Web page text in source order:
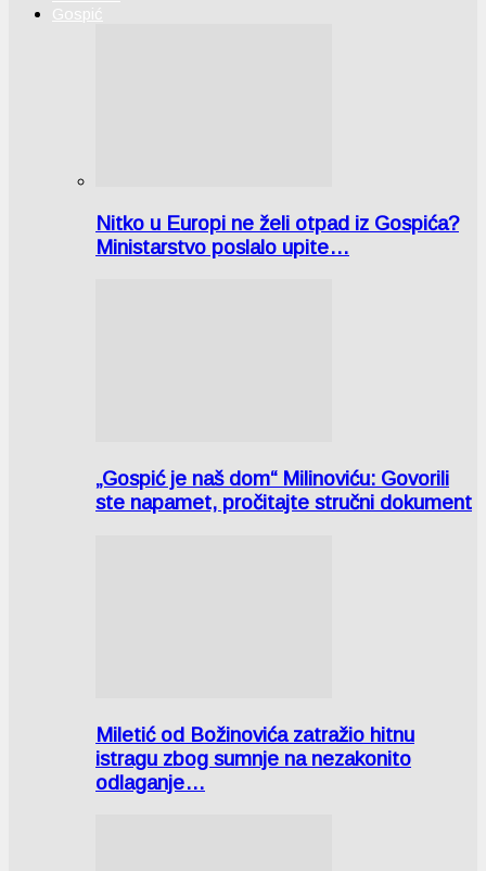
Gospić
Nitko u Europi ne želi otpad iz Gospića?
Ministarstvo poslalo upite…
„Gospić je naš dom“ Milinoviću: Govorili
ste napamet, pročitajte stručni dokument
Miletić od Božinovića zatražio hitnu
istragu zbog sumnje na nezakonito
odlaganje…